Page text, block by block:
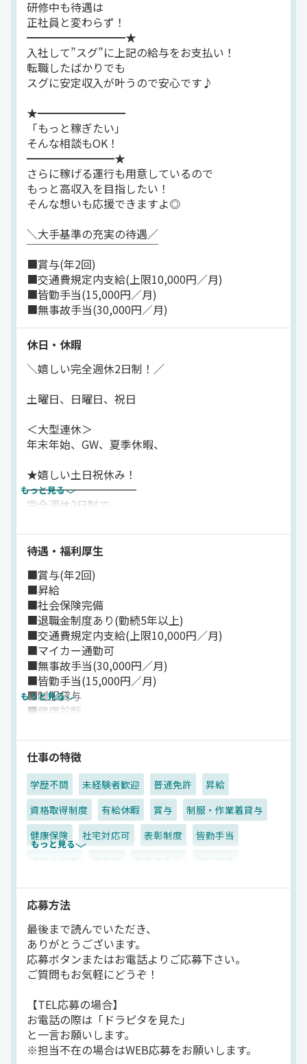
1日10件
＜配送エリア＞
愛知県内のみ
ﾟ+｡::ﾟ｡:.ﾟ｡+｡｡+.｡ﾟ:; ﾟ+｡::ﾟ｡:.ﾟ｡+｡｡+
コンプライアンス厳守を徹底♪
無理なく働ける環境を約束します！
ﾟ+｡::ﾟ｡:.ﾟ｡+｡｡+.｡ﾟ:; ﾟ+｡::ﾟ｡:.ﾟ｡+｡｡+
休日数や残業時間、各種手当、給与など
法令を守った働き方を約束します！
『無理なくずっと働ける』
私たちの職場はそんな環境です！
研修中も待遇は
正社員と変わらず！
━━━━━━━━━★
入社して”スグ”に上記の給与をお支払い！
転職したばかりでも
スグに安定収入が叶うので安心です♪
★━━━━━━━━
「もっと稼ぎたい」
そんな相談もOK！
━━━━━━━━★
さらに稼げる運行も用意しているので
もっと高収入を目指したい！
そんな想いも応援できますよ◎
＼大手基準の充実の待遇／
￣￣￣￣￣￣￣￣￣￣￣￣
■賞与(年2回)
■交通費規定内支給(上限10,000円／月)
■皆勤手当(15,000円／月)
■無事故手当(30,000円／月)
休日・休暇
＼嬉しい完全週休2日制！／
土曜日、日曜日、祝日
＜大型連休＞
年末年始、GW、夏季休暇、
★嬉しい土日祝休み！
━━━━━━━━━━
完全週休2日制で
もっと見る
待遇・福利厚生
■賞与(年2回)
■昇給
■社会保険完備
■退職金制度あり(勤続5年以上)
■交通費規定内支給(上限10,000円／月)
■マイカー通勤可
■無事故手当(30,000円／月)
■皆勤手当(15,000円／月)
■制服貸与
■健康診断
スグに安定収入が叶います◎
★━━━━━━━━━━
倉庫から輸送・配送まで
総合サービスを展開する
「丸徳グループ」
━━━━━━━━━━★
大型トラックから中型・普通車まで
合計230台もの車両が稼働する
バツグンの規模感を誇り
グループからの仕事を含め
荷量は高い水準で安定！
「急に仕事が無くなった…」
「会社の将来が不安…」
なんて心配とは無縁です♪
もっと見る
仕事の特徴
学歴不問 未経験者歓迎 普通免許
昇給
資格取得制度
有給休暇 賞与
制服・作業着貸与
健康保険
社宅対応可 表彰制度
皆勤手当
退職金制度
寮完備 無事故手当
労災保険
昼
手積み
平ボディ車
正社員
もっと見る
応募方法
最後まで読んでいただき、
ありがとうございます。
応募ボタンまたはお電話よりご応募下さい。
ご質問もお気軽にどうぞ！
【TEL応募の場合】
お電話の際は「ドラピタを見た」
と一言お願いします。
※担当不在の場合はWEB応募をお願いします。